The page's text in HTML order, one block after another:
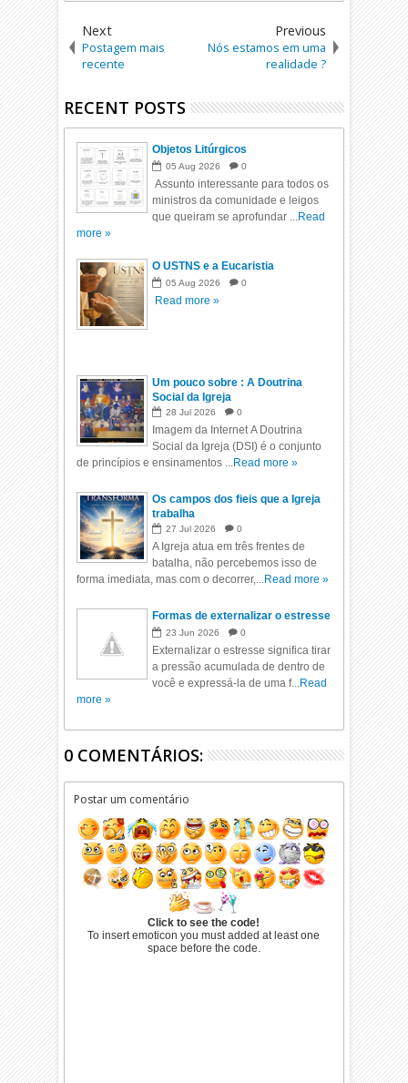
Next
Postagem mais
recente
Previous
Nós estamos em uma
realidade ?
RECENT POSTS
Objetos Litúrgicos
05 Aug 2026 0
Assunto interessante para todos os
ministros da comunidade e leigos
que queiram se aprofundar ...Read
more »
O USTNS e a Eucaristia
05 Aug 2026 0
Read more »
Um pouco sobre : A Doutrina
Social da Igreja
28 Jul 2026 0
Imagem da Internet A Doutrina
Social da Igreja (DSI) é o conjunto
de princípios e ensinamentos ...Read more »
Os campos dos fieis que a Igreja
trabalha
27 Jul 2026 0
A Igreja atua em três frentes de
batalha, não percebemos isso de
forma imediata, mas com o decorrer,...Read more »
Formas de externalizar o estresse
23 Jun 2026 0
Externalizar o estresse significa tirar
a pressão acumulada de dentro de
você e expressá-la de uma f...Read
more »
0 COMENTÁRIOS:
Postar um comentário
Click to see the code!
To insert emoticon you must added at least one
space before the code.